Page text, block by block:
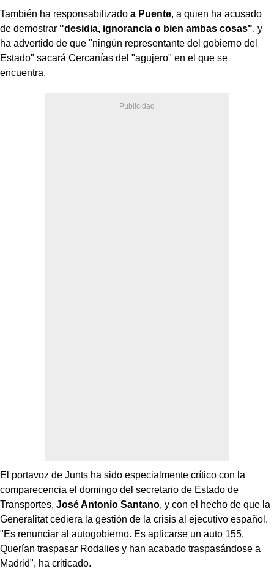
También ha responsabilizado a Puente, a quien ha acusado
de demostrar "desidia, ignorancia o bien ambas cosas", y
ha advertido de que "ningún representante del gobierno del
Estado" sacará Cercanías del "agujero" en el que se
encuentra.
El portavoz de Junts ha sido especialmente crítico con la
comparecencia el domingo del secretario de Estado de
Transportes, José Antonio Santano, y con el hecho de que la
Generalitat cediera la gestión de la crisis al ejecutivo español.
"Es renunciar al autogobierno. Es aplicarse un auto 155.
Querían traspasar Rodalies y han acabado traspasándose a
Madrid", ha criticado.